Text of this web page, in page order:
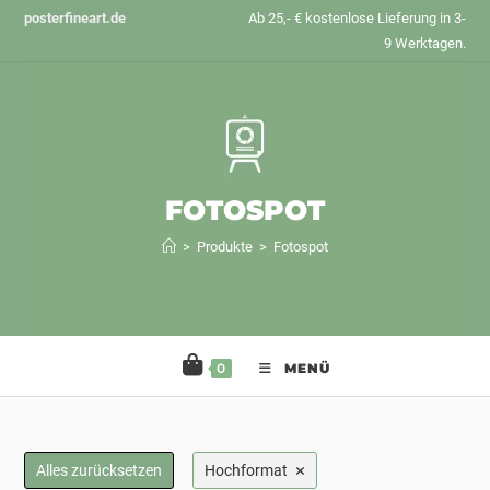
Zumposterfineart.de
Ab 25,- € kostenlose Lieferung in 3-
9 Werktagen.
FOTOSPOT
> Produkte > Fotospot
0 MENÜ
Alles zurücksetzen Hochformat ×